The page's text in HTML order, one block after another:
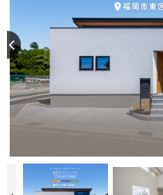
26坪のちょうどいい平屋モデルハウス！